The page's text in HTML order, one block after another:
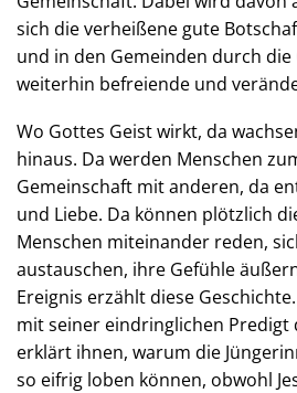
sich die verheißene gute
und in den Gemeinden durch
weiterhin befreiende und
Wo Gottes Geist wirkt, da
hinaus. Da werden Menschen
Gemeinschaft mit anderen, da
und Liebe. Da können plötzlich
Menschen miteinander reden,
austauschen, ihre Gefühle
Ereignis erzählt diese
mit seiner eindringlichen Predigt
erklärt ihnen, warum die
so eifrig loben können, obwohl